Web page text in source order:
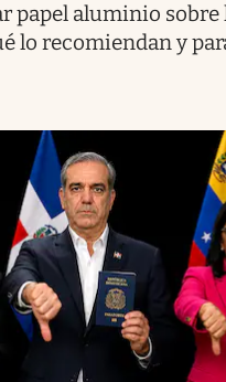
papel aluminio sobre
lo recomiendan y